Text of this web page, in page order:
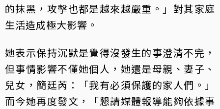
的抹黑，攻擊也都是越來越嚴重。」對其家庭
生活造成極大影響。
她表示保持沉默是覺得沒發生的事澄清不完，
但事情影響不僅她個人，她還是母親、妻子、
兒女，簡廷芮：「我有必須保護的家人們。」
而今她再度發文，「懇請媒體報導能夠依據事